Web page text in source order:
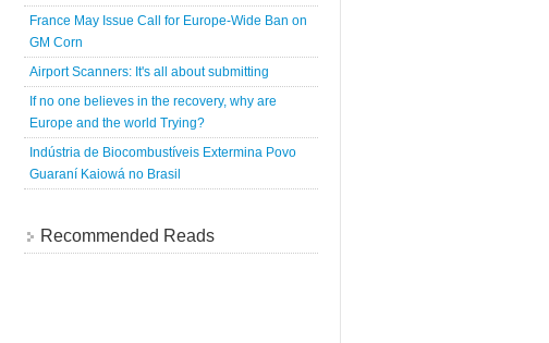
France May Issue Call for Europe-Wide Ban on
GM Corn
Airport Scanners: It's all about submitting
If no one believes in the recovery, why are
Europe and the world Trying?
Indústria de Biocombustíveis Extermina Povo
Guaraní Kaiowá no Brasil
Recommended Reads